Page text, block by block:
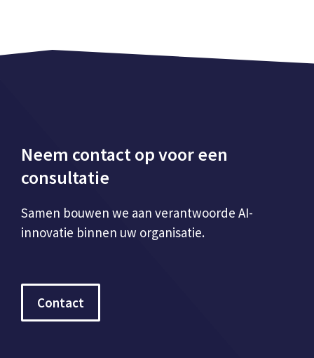
Neem contact op voor een
consultatie
Samen bouwen we aan verantwoorde AI-
innovatie binnen uw organisatie.
Contact